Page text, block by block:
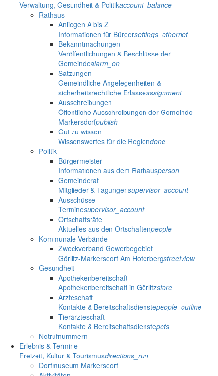
Verwaltung, Gesundheit & Politikaccount_balance
Rathaus
Anliegen A bis Z
Informationen für Bürgersettings_ethernet
Bekanntmachungen
Veröffentlichungen & Beschlüsse der
Gemeindealarm_on
Satzungen
Gemeindliche Angelegenheiten &
sicherheitsrechtliche Erlasseassignment
Ausschreibungen
Öffentliche Ausschreibungen der Gemeinde
Markersdorfpublish
Gut zu wissen
Wissenswertes für die Regiondone
Politik
Bürgermeister
Informationen aus dem Rathausperson
Gemeinderat
Mitglieder & Tagungensupervisor_account
Ausschüsse
Terminesupervisor_account
Ortschaftsräte
Aktuelles aus den Ortschaftenpeople
Kommunale Verbände
Zweckverband Gewerbegebiet
Görlitz-Markersdorf Am Hoterbergstreetview
Gesundheit
Apothekenbereitschaft
Apothekenbereitschaft in Görlitzstore
Ärzteschaft
Kontakte & Bereitschaftsdienstepeople_outline
Tierärzteschaft
Kontakte & Bereitschaftsdienstepets
Notrufnummern
Erlebnis & Termine
Freizeit, Kultur & Tourismusdirections_run
Dorfmuseum Markersdorf